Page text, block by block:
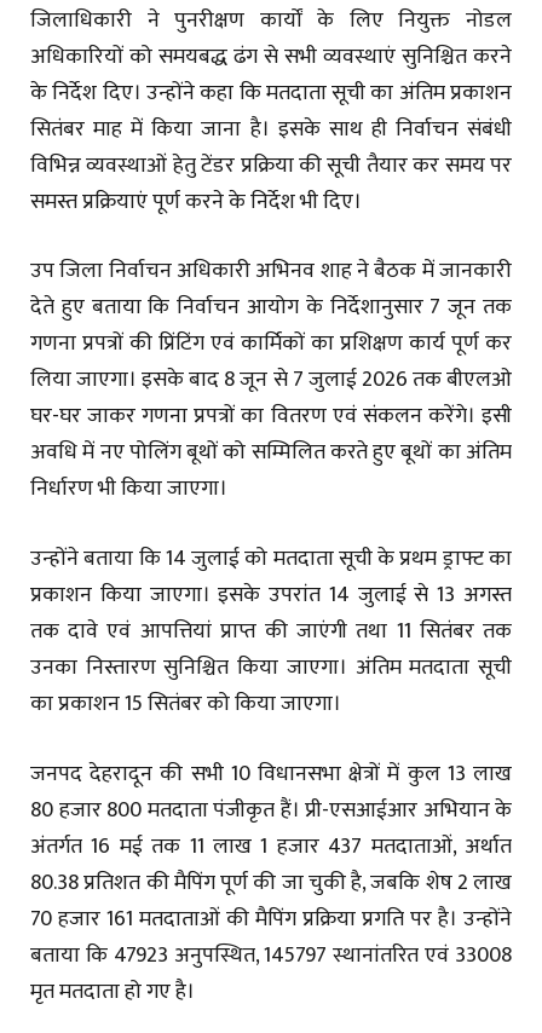
जिलाधिकारी ने पुनरीक्षण कार्यों के लिए नियुक्त नोडल
अधिकारियों को समयबद्ध ढंग से सभी व्यवस्थाएं सुनिश्चित करने
के निर्देश दिए। उन्होंने कहा कि मतदाता सूची का अंतिम प्रकाशन
सितंबर माह में किया जाना है। इसके साथ ही निर्वाचन संबंधी
विभिन्न व्यवस्थाओं हेतु टेंडर प्रक्रिया की सूची तैयार कर समय पर
समस्त प्रक्रियाएं पूर्ण करने के निर्देश भी दिए।
उप जिला निर्वाचन अधिकारी अभिनव शाह ने बैठक में जानकारी
देते हुए बताया कि निर्वाचन आयोग के निर्देशानुसार 7 जून तक
गणना प्रपत्रों की प्रिंटिंग एवं कार्मिकों का प्रशिक्षण कार्य पूर्ण कर
लिया जाएगा। इसके बाद 8 जून से 7 जुलाई 2026 तक बीएलओ
घर-घर जाकर गणना प्रपत्रों का वितरण एवं संकलन करेंगे। इसी
अवधि में नए पोलिंग बूथों को सम्मिलित करते हुए बूथों का अंतिम
निर्धारण भी किया जाएगा।
उन्होंने बताया कि 14 जुलाई को मतदाता सूची के प्रथम ड्राफ्ट का
प्रकाशन किया जाएगा। इसके उपरांत 14 जुलाई से 13 अगस्त
तक दावे एवं आपत्तियां प्राप्त की जाएंगी तथा 11 सितंबर तक
उनका निस्तारण सुनिश्चित किया जाएगा। अंतिम मतदाता सूची
का प्रकाशन 15 सितंबर को किया जाएगा।
जनपद देहरादून की सभी 10 विधानसभा क्षेत्रों में कुल 13 लाख
80 हजार 800 मतदाता पंजीकृत हैं। प्री-एसआईआर अभियान के
अंतर्गत 16 मई तक 11 लाख 1 हजार 437 मतदाताओं, अर्थात
80.38 प्रतिशत की मैपिंग पूर्ण की जा चुकी है, जबकि शेष 2 लाख
70 हजार 161 मतदाताओं की मैपिंग प्रक्रिया प्रगति पर है। उन्होंने
बताया कि 47923 अनुपस्थित, 145797 स्थानांतरित एवं 33008
मृत मतदाता हो गए है।